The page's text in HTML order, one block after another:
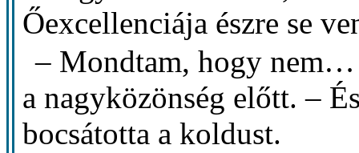
Őexcellenciája észre se
– Mondtam, hogy
a nagyközönség előtt. –
bocsátotta a koldust.